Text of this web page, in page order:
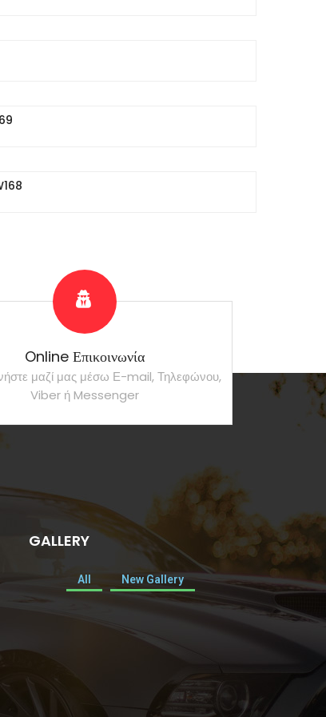
Online Επικοινωνία
μαζί μας μέσω Ε-mail, Τηλεφώνου,
Viber ή Messenger
GALLERY
All New Gallery